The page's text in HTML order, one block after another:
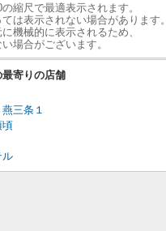
縮尺で最適表示されます。
は表示されない場合があります。
機械的に表示されるため、
場合がございます。
寄りの店舗
三条１
頃
ル